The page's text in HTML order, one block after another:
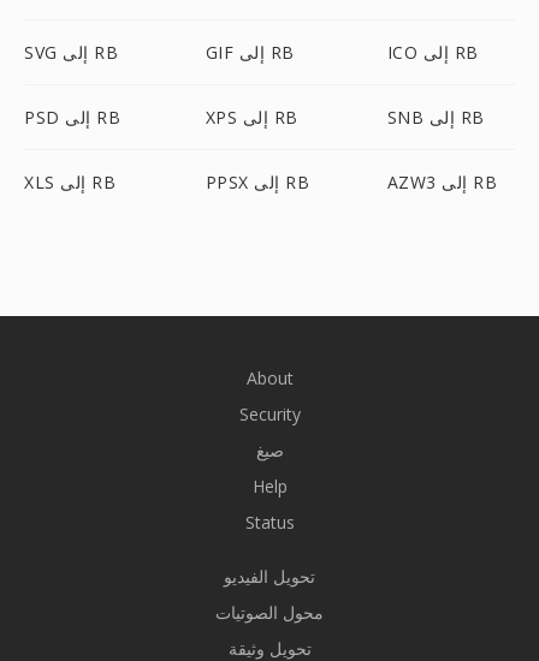
SVG إلى RB GIF إلى RB ICO إلى RB
PSD إلى RB XPS إلى RB SNB إلى RB
XLS إلى RB PPSX إلى RB AZW3 إلى RB
About
Security
صيغ
Help
Status
تحويل الفيديو
محول الصوتيات
تحويل وثيقة